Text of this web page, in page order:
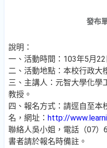
發布
說明：
一、活動時間：103年5月
二、活動地點：本校行政大
三、主講人：元智大學化學
教授。
四、報名方式：請逕自至本
名，網址： http://
聯絡人吳小姐，電話（07
書者請於報名時備註。